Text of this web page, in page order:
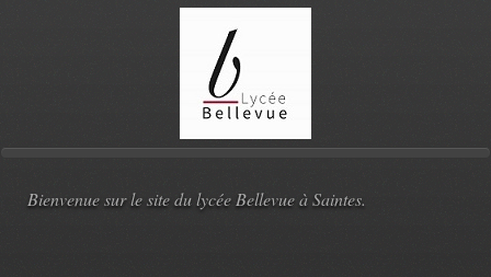
Bienvenue sur le site du lycée Bellevue à Saintes.